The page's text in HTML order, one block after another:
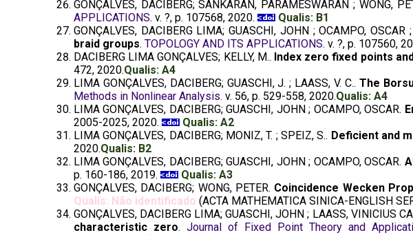
GONÇALVES, DACIBERG; SANKARAN, PARAMESWARAN ; WONG,
APPLICATIONS. v. ?, p. 107568, 2020.
Qualis: B1
GONÇALVES, DACIBERG LIMA; GUASCHI, JOHN ; OCAMPO,
braid groups. TOPOLOGY AND ITS APPLICATIONS. v. ?, p. 107560,
DACIBERG LIMA GONÇALVES; KELLY, M.. Index zero fixed points
472, 2020.Qualis: A4
LIMA GONÇALVES, DACIBERG; GUASCHI, J. ; LAASS, V. C.. The
Methods in Nonlinear Analysis. v. 56, p. 529-558, 2020.Qualis: A4
LIMA GONÇALVES, DACIBERG; GUASCHI, JOHN ; OCAMPO, OSCAR.
2005-2025, 2020.
Qualis: A2
LIMA GONÇALVES, DACIBERG; MONIZ, T. ; SPEIZ, S.. Deficient and
2020.Qualis: B2
LIMA GONÇALVES, DACIBERG; GUASCHI, JOHN ; OCAMPO, OSCAR.
p. 160-186, 2019.
Qualis: A3
GONÇALVES, DACIBERG; WONG, PETER. Coincidence Wecken
Qualis: Não identificado (ACTA MATHEMATICA SINICA-ENGLISH
GONÇALVES, DACIBERG LIMA; GUASCHI, JOHN ; LAASS, VINICIUS
characteristic zero. Journal of Fixed Point Theory and